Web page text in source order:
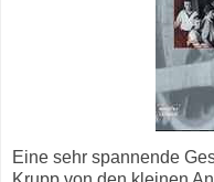
Eine sehr spannende